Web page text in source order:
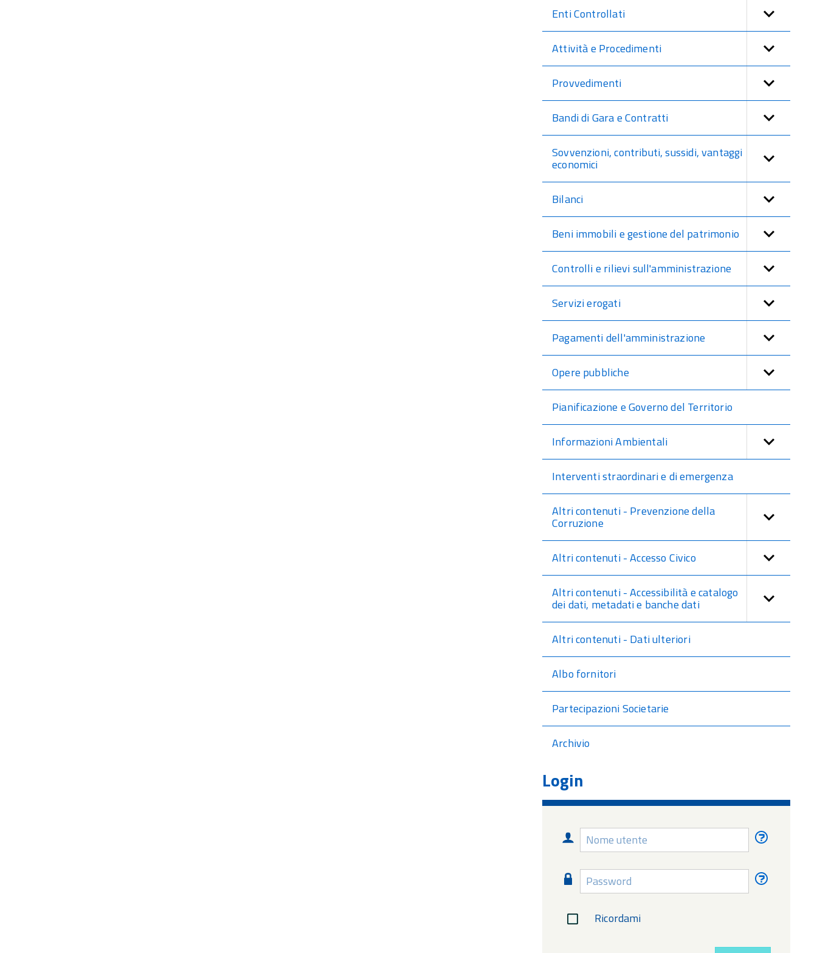
Enti Controllati
Attività e Procedimenti
Provvedimenti
Bandi di Gara e Contratti
Sovvenzioni, contributi, sussidi, vantaggi
economici
Bilanci
Beni immobili e gestione del patrimonio
Controlli e rilievi sull'amministrazione
Servizi erogati
Pagamenti dell'amministrazione
Opere pubbliche
Pianificazione e Governo del Territorio
Informazioni Ambientali
Interventi straordinari e di emergenza
Altri contenuti - Prevenzione della
Corruzione
Altri contenuti - Accesso Civico
Altri contenuti - Accessibilità e catalogo
dei dati, metadati e banche dati
Altri contenuti - Dati ulteriori
Albo fornitori
Partecipazioni Societarie
Archivio
Login
Nome
utente
Nome
utente
Password
Password
Ricordami